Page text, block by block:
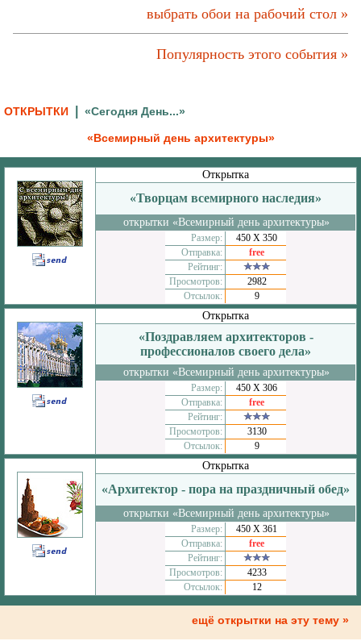
выбрать обои на рабочий стол »
Популярность этого события »
ОТКРЫТКИ «Сегодня День...»
«Всемирный день архитектуры»
Открытка
«Творцам всемирного наследия»
открытки «Всемирный день архитектуры»
Размер:
450 Х 350
Отправка:
free
Рейтинг:
Просмотров:
2982
Отсылок:
9
Открытка
«Поздравляем архитекторов -
профессионалов своего дела»
открытки «Всемирный день архитектуры»
Размер:
450 Х 306
Отправка:
free
Рейтинг:
Просмотров:
3130
Отсылок:
9
Открытка
«Архитектор - пора на праздничный обед»
открытки «Всемирный день архитектуры»
Размер:
450 Х 361
Отправка:
free
Рейтинг:
Просмотров:
4233
Отсылок:
12
ещё открытки на эту тему »